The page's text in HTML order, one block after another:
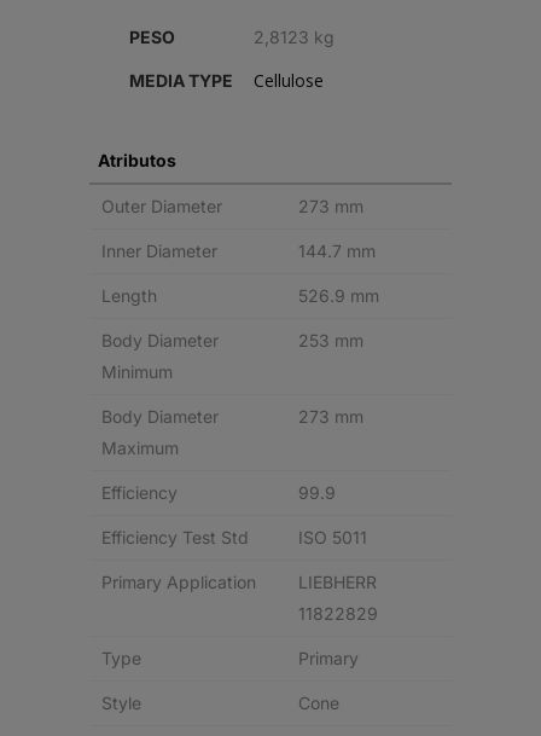
PESO 2,8123 kg
MEDIA TYPE Cellulose
Atributos
Outer Diameter 273 mm
Inner Diameter 144.7 mm
Length 526.9 mm
Body Diameter
Minimum
253 mm
Body Diameter
Maximum
273 mm
Efficiency 99.9
Efficiency Test Std ISO 5011
Primary Application
LIEBHERR
11822829
Type Primary
Style Cone